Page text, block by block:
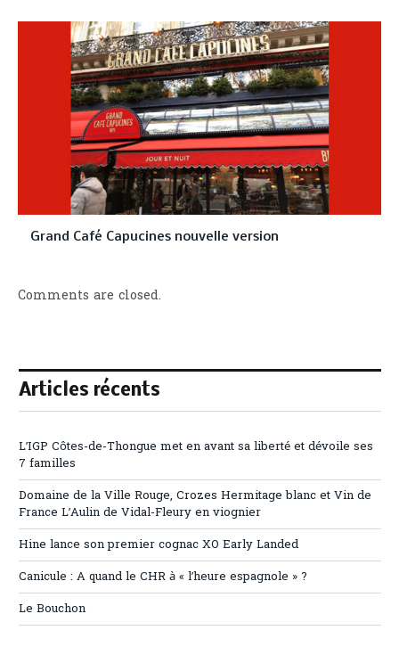
Grand Café Capucines nouvelle version
Comments are closed.
Articles récents
L’IGP Côtes-de-Thongue met en avant sa liberté et dévoile ses
7 familles
Domaine de la Ville Rouge, Crozes Hermitage blanc et Vin de
France L’Aulin de Vidal-Fleury en viognier
Hine lance son premier cognac XO Early Landed
Canicule : A quand le CHR à « l’heure espagnole » ?
Le Bouchon